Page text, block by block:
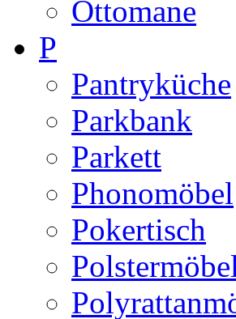
Ottomane
P
Pantryküche
Parkbank
Parkett
Phonomöbel
Pokertisch